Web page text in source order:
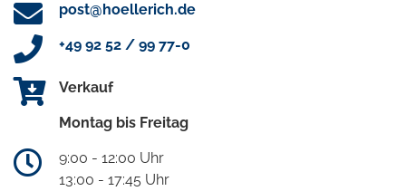
post@hoellerich.de
+49 92 52 / 99 77-0
Verkauf
Montag bis Freitag
9:00 - 12:00 Uhr
13:00 - 17:45 Uhr